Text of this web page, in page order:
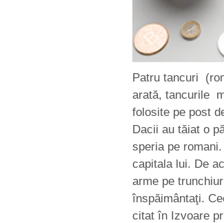
Patru tancuri
arată, tancurile
folosite pe post
Dacii au tăiat o
speria pe
capitala lui. De
arme pe
înspăimântaţi.
citat în Izvoare